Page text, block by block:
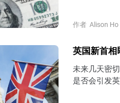
作者 Alison Ho
英国新首相
未来几天密
是否会引发